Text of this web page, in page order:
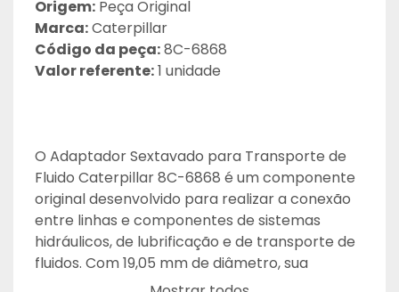
Origem: Peça Original
Marca: Caterpillar
Código da peça: 8C-6868
Valor referente: 1 unidade
O Adaptador Sextavado para Transporte de
Fluido Caterpillar 8C-6868 é um componente
original desenvolvido para realizar a conexão
entre linhas e componentes de sistemas
hidráulicos, de lubrificação e de transporte de
fluidos. Com 19,05 mm de diâmetro, sua
principal função é proporcionar uma conexão